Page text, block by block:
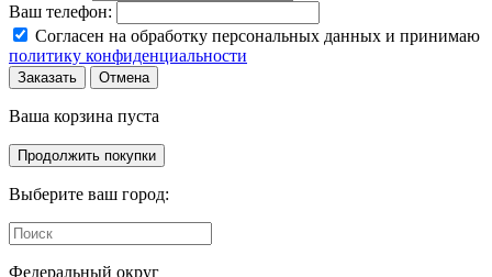
Ваш телефон:
Согласен на обработку персональных данных и принимаю
политику конфиденциальности
Заказать Отмена
Ваша корзина пуста
Продолжить покупки
Выберите ваш город:
Федеральный округ